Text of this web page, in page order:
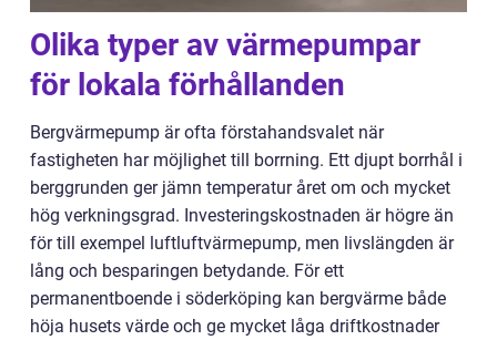
Olika typer av värmepumpar
för lokala förhållanden
Bergvärmepump är ofta förstahandsvalet när
fastigheten har möjlighet till borrning. Ett djupt borrhål i
berggrunden ger jämn temperatur året om och mycket
hög verkningsgrad. Investeringskostnaden är högre än
för till exempel luftluftvärmepump, men livslängden är
lång och besparingen betydande. För ett
permanentboende i söderköping kan bergvärme både
höja husets värde och ge mycket låga driftkostnader